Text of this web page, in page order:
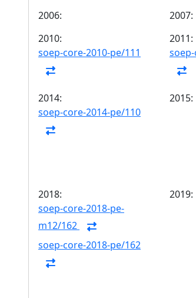
2006:
2007:
2010:
soep-core-2010-pe/111
2011:
2014:
soep-core-2014-pe/110
2015:
2018:
soep-core-2018-pe-
m12/162
soep-core-2018-pe/162
2019: